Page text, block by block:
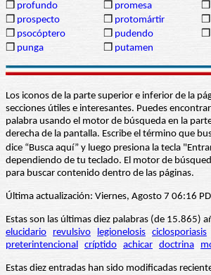
❒ profundo ❒ promesa ❒
❒ prospecto ❒ protomártir ❒
❒ psocóptero ❒ pudendo ❒
❒ punga ❒ putamen
Los iconos de la parte superior e inferior de la
secciones útiles e interesantes. Puedes
palabra usando el motor de búsqueda en la
derecha de la pantalla. Escribe el término que
dice “Busca aquí” y luego presiona la tecla
dependiendo de tu teclado. El motor de
para buscar contenido dentro de las páginas.
Última actualización: Viernes, Agosto 7 06:16
Estas son las últimas diez palabras (de 15.865)
elucidario
revulsivo legionelosis ciclosporiasis
preterintencional críptido achicar doctrina
Estas diez entradas han sido modificadas